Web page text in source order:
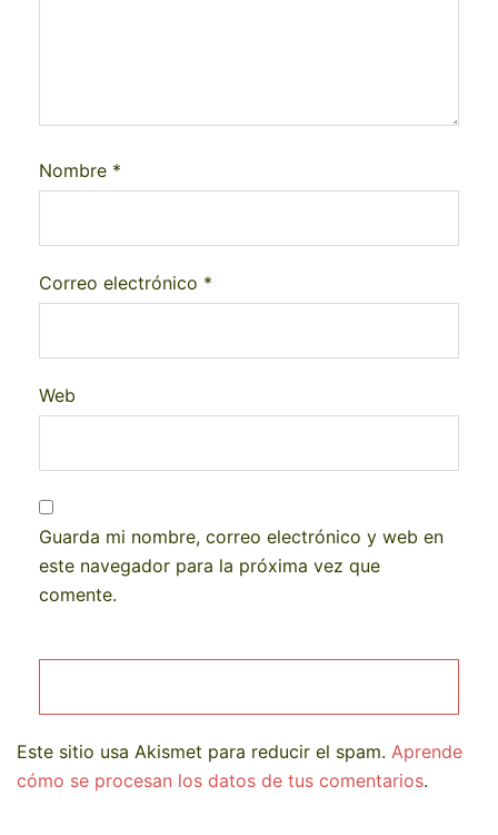
Nombre *
Correo electrónico *
Web
Guarda mi nombre, correo electrónico y web en
este navegador para la próxima vez que
comente.
Este sitio usa Akismet para reducir el spam. Aprende
cómo se procesan los datos de tus comentarios.